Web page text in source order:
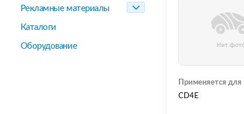
Рекламные материалы
Каталоги
Оборудование
Применяется для
CD4E